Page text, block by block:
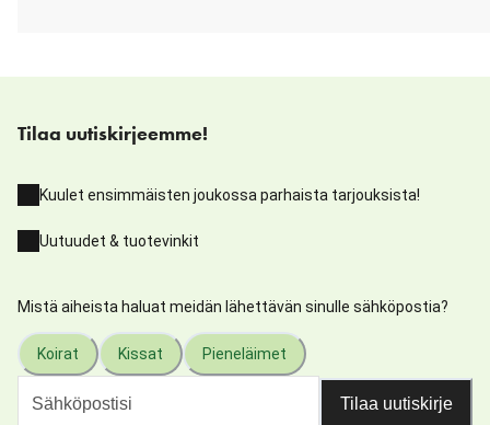
Tilaa uutiskirjeemme!
Kuulet ensimmäisten joukossa parhaista tarjouksista!
Uutuudet & tuotevinkit
Mistä aiheista haluat meidän lähettävän sinulle sähköpostia?
Koirat Kissat Pieneläimet
Tilaa uutiskirje